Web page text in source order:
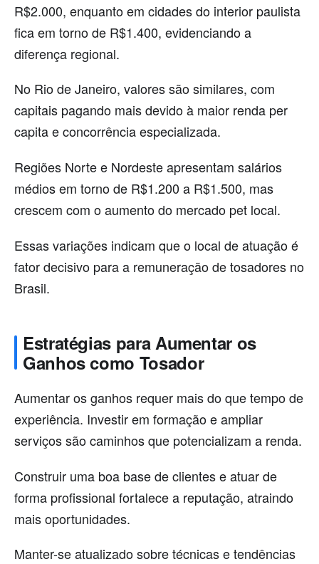
R$2.000, enquanto em cidades do interior paulista
fica em torno de R$1.400, evidenciando a
diferença regional.
No Rio de Janeiro, valores são similares, com
capitais pagando mais devido à maior renda per
capita e concorrência especializada.
Regiões Norte e Nordeste apresentam salários
médios em torno de R$1.200 a R$1.500, mas
crescem com o aumento do mercado pet local.
Essas variações indicam que o local de atuação é
fator decisivo para a remuneração de tosadores no
Brasil.
Estratégias para Aumentar os
Ganhos como Tosador
Aumentar os ganhos requer mais do que tempo de
experiência. Investir em formação e ampliar
serviços são caminhos que potencializam a renda.
Construir uma boa base de clientes e atuar de
forma profissional fortalece a reputação, atraindo
mais oportunidades.
Manter-se atualizado sobre técnicas e tendências